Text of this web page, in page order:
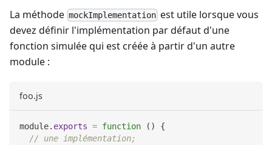
La méthode mockImplementation est utile lorsque vous
devez définir l'implémentation par défaut d'une
fonction simulée qui est créée à partir d'un autre
module :
foo.js
module. exports = function ( )
{
// une implémentation;